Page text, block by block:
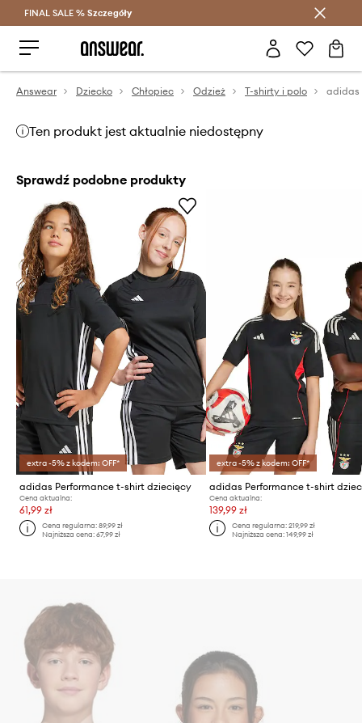
Oszczędzaj z Answear Club >
FINAL SALE % Szczegóły
Answear Dziecko Chłopiec Odzież T-shirty i polo adidas
Ten produkt jest aktualnie niedostępny
Sprawdź podobne produkty
extra -5% z kodem: OFF*
adidas Performance t-shirt dziecięcy
Cena aktualna:
61,99 zł
Cena regularna:89,99 zł
Najniższa cena:67,99 zł
extra -5% z kodem: OFF*
Cena aktualna:
139,99 zł
Cena regularna: 219,99 zł
Najniższa cena: 149,99 zł